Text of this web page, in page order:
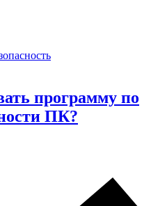
программу по
ПК?